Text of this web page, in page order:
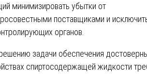
минимизировать убытки от
поставщиками и
органов.
задачи обеспечения
спиртосодержащей жидкости